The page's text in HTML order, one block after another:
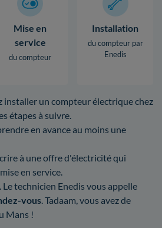
Mise en
service
du compteur
Installation
du compteur par
Enedis
installer un compteur électrique chez
étapes à suivre.
en avance au moins une
à une offre d'électricité qui
en service.
technicien Enedis vous appelle
vous. Tadaam, vous avez de
Mans !